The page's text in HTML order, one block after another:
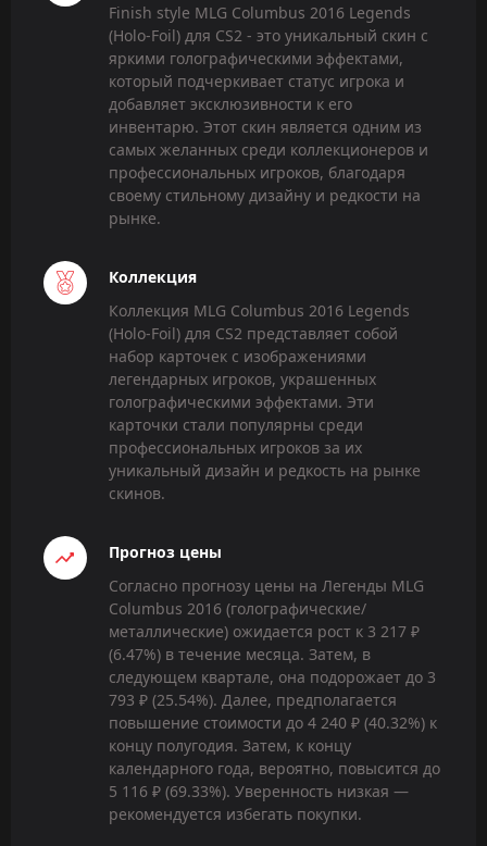
Finish style MLG Columbus 2016 Legends
(Holo-Foil) для CS2 - это уникальный скин с
яркими голографическими эффектами,
который подчеркивает статус игрока и
добавляет эксклюзивности к его
инвентарю. Этот скин является одним из
самых желанных среди коллекционеров и
профессиональных игроков, благодаря
своему стильному дизайну и редкости на
рынке.
Коллекция
Коллекция MLG Columbus 2016 Legends
(Holo-Foil) для CS2 представляет собой
набор карточек с изображениями
легендарных игроков, украшенных
голографическими эффектами. Эти
карточки стали популярны среди
профессиональных игроков за их
уникальный дизайн и редкость на рынке
скинов.
Прогноз цены
Согласно прогнозу цены на Легенды MLG
Columbus 2016 (голографические/
металлические) ожидается рост к 3 217 ₽
(6.47%) в течение месяца. Затем, в
следующем квартале, она подорожает до 3
793 ₽ (25.54%). Далее, предполагается
повышение стоимости до 4 240 ₽ (40.32%) к
концу полугодия. Затем, к концу
календарного года, вероятно, повысится до
5 116 ₽ (69.33%). Уверенность низкая —
рекомендуется избегать покупки.